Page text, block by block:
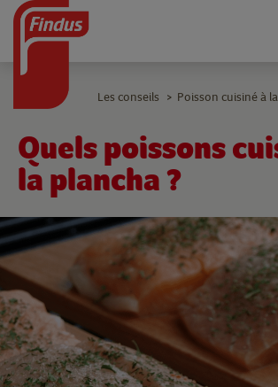
Quels poissons
la plancha ?
Les conseils > Poisson cuisiné à